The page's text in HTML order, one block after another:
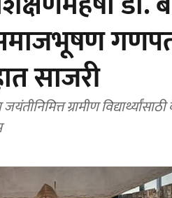
साजरी
ग्रामीण